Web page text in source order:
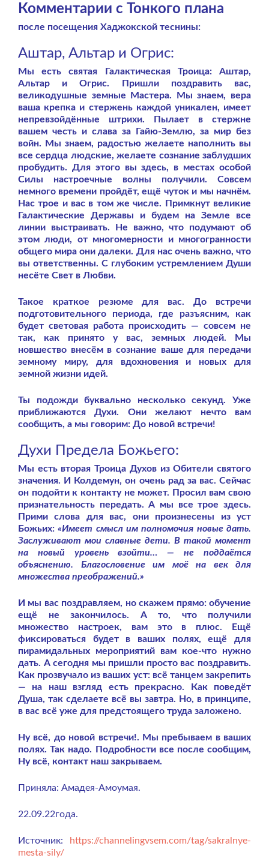
Комментарии с Тонкого плана
после посещения Хаджокской теснины:
Аштар, Альтар и Огрис:
Мы есть святая Галактическая Троица: Аштар,
Альтар и Огрис. Пришли поздравить вас,
великодушные земные Мастера. Мы знаем, вера
ваша крепка и стержень каждой уникален, имеет
непревзойдённые штрихи. Пылает в стержне
вашем честь и слава за Гайю-Землю, за мир без
войн. Мы знаем, радостью желаете наполнить вы
все сердца людские, желаете сознание заблудших
пробудить. Для этого вы здесь, в местах особой
Силы настроечные волны получили. Совсем
немного времени пройдёт, ещё чуток и мы начнём.
Нас трое и вас в том же числе. Примкнут великие
Галактические Державы и будем на Земле все
линии выстраивать. Не важно, что подумают об
этом люди, от многомерности и многогранности
общего мира они далеки. Для нас очень важно, что
вы ответственны. С глубоким устремлением Души
несёте Свет в Любви.
Такое краткое резюме для вас. До встречи
подготовительного периода, где разъясним, как
будет световая работа происходить — совсем не
так, как принято у вас, земных людей. Мы
новшество внесём в сознание ваше для передачи
земному миру, для вдохновения и новых для
земной жизни идей.
Ты подожди буквально несколько секунд. Уже
приближаются Духи. Они желают нечто вам
сообщить, а мы говорим: До новой встречи!
Духи Предела Божьего:
Мы есть вторая Троица Духов из Обители святого
значения. И Колдемун, он очень рад за вас. Сейчас
он подойти к контакту не может. Просил вам свою
признательность передать. А мы все трое здесь.
Прими слова для вас, они произнесены из уст
Божьих:«Имеет смысл им полномочия новые дать.
Заслуживают мои славные дети. В такой момент
на новый уровень взойти… — не поддаётся
объяснению. Благословение им моё на век для
множества преображений.»
И мы вас поздравляем, но скажем прямо: обучение
ещё не закончилось. А то, что получили
множество настроек, вам это в плюс. Ещё
фиксироваться будет в ваших полях, ещё для
пирамидальных мероприятий вам кое-что нужно
дать. А сегодня мы пришли просто вас поздравить.
Как прозвучало из ваших уст: всё танцем закрепить
— на наш взгляд есть прекрасно. Как поведёт
Душа, так сделаете всё вы завтра. Но, в принципе,
в вас всё уже для предстоящего труда заложено.
Ну всё, до новой встречи!. Мы пребываем в ваших
полях. Так надо. Подробности все после сообщим,
Ну всё, контакт наш закрываем.
Приняла: Амадея-Амоумая.
22.09.22года.
Источник: https://channelingvsem.com/tag/sakralnye-
mesta-sily/